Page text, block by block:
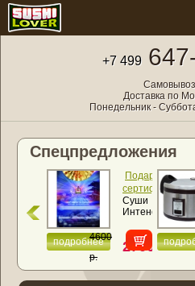
+7 499
Доставка по
Понедельник -
Спецпредложения
подробнее
Подарочный
сертификат
«Суши
Интенсив»
Суши
Интенсив
2700
р.
4600
р.